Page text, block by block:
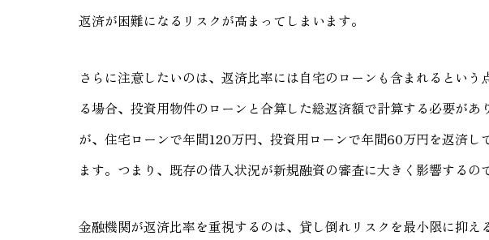
返済が困難になるリスクが高まってしまいます。
さらに注意したいのは、返済比率には自宅のローンも含まれるとい
る場合、投資用物件のローンと合算した総返済額で計算する必要が
が、住宅ローンで年間120万円、投資用ローンで年間60万円を返済し
ます。つまり、既存の借入状況が新規融資の審査に大きく影響するの
金融機関が返済比率を重視するのは、貸し倒れリスクを最小限に抑え